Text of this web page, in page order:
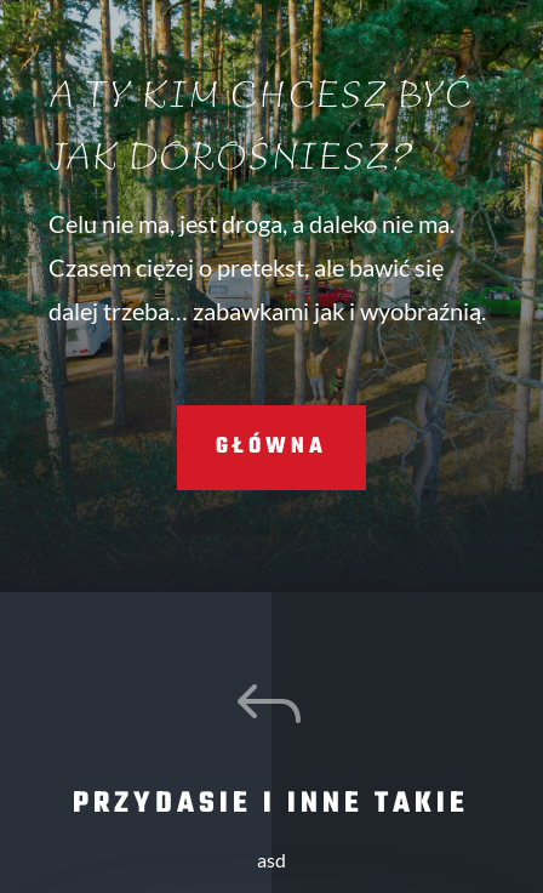
A TY KIM CHCESZ BYĆ
JAK DOROŚNIESZ?
Celu nie ma, jest droga, a daleko nie ma.
Czasem ciężej o pretekst, ale bawić się
dalej trzeba… zabawkami jak i wyobraźnią.
GŁÓWNA
J
PRZYDASIE I INNE TAKIE
asd